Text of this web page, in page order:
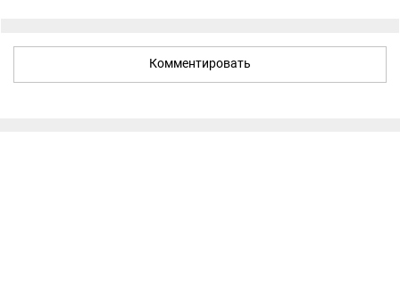
Комментировать